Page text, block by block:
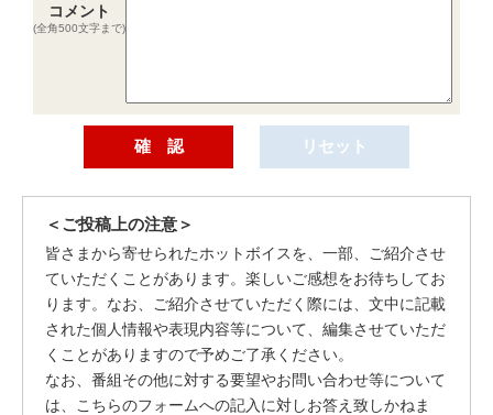
コメント
(全角500文字まで)
＜ご投稿上の注意＞
皆さまから寄せられたホットボイスを、一部、ご紹介させ
ていただくことがあります。楽しいご感想をお待ちしてお
ります。なお、ご紹介させていただく際には、文中に記載
された個人情報や表現内容等について、編集させていただ
くことがありますので予めご了承ください。
なお、番組その他に対する要望やお問い合わせ等について
は、こちらのフォームへの記入に対しお答え致しかねま